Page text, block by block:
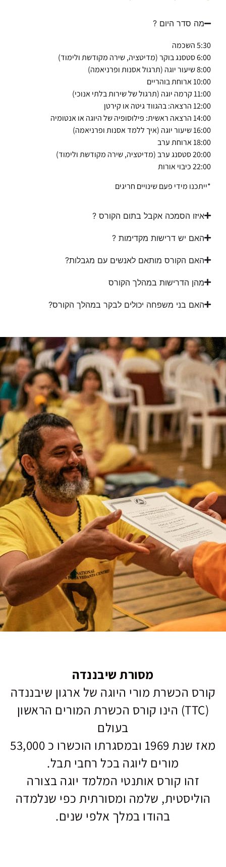
מה סדר היום ?
5:30 השכמה
6:00 סטסנג בוקר (מדיטציה, שירה מקודשת ולימוד)
8:00 שיעור יוגה (תרגול אסנות ופרניאמה)
10:00 ארוחת בוהריים
11:00 קרמה יוגה (תרגול של שירות בלתי אנוכי)
12:00 הרצאה: בהגווד גיטה או קירטן
14:00 הרצאה ראשית: פילוסופיה של היוגה או אנטומיה
16:00 שיעור יוגה (איך ללמד אסנות ופרניאמה)
18:00 ארוחת ערב
20:00 סטסנג ערב (מדיטציה, שירה מקודשת ולימוד)
22:00 כיבוי אורות
*ייתכנו מידי פעם שינויים חריגים
איזו הסמכה אקבל בתום הקורס ?
האם יש דרישות מקדימות ?
האם הקורס מותאם לאנשים עם מגבלות?
מהן הדרישות במהלך הקורס
האם בני משפחה יכולים לבקר במהלך הקורס?
מסורת שיבננדה
קורס הכשרת מורי היוגה של ארגון שיבננדה
(TTC) הינו קורס הכשרת המורים הראשון
בעולם
מאז שנת 1969 ובמסגרתו הוכשרו כ 53,000
מורים ליוגה בכל רחבי תבל.
זהו קורס אותנטי המלמד יוגה בצורה
הוליסטית, שלמה ומסורתית כפי שנלמדה
בהודו במלך אלפי שנים.